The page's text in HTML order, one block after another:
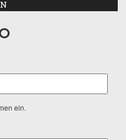
ein.